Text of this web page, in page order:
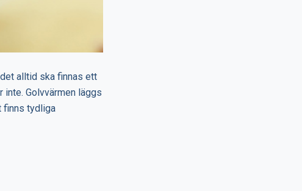
alltid ska finnas ett
Golvvärmen läggs
finns tydliga